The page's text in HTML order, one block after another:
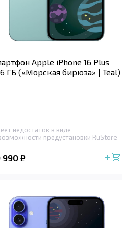
Apple iPhone 16 Plus
ГБ («Морская бирюза» | Teal)
недостаток в виде
предустановки RuStore
990 ₽